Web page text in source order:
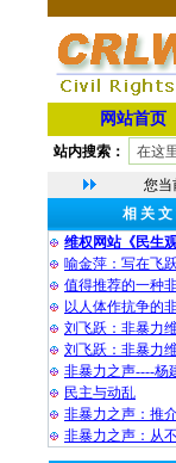
网站首页
站内搜索：
您当
相 关 文
维权网站《民生
喻金萍：写在飞
值得推荐的一种
以人体作抗争的
刘飞跃：非暴力
刘飞跃：非暴力
非暴力之声----杨
民主与动乱
非暴力之声：推
非暴力之声：从